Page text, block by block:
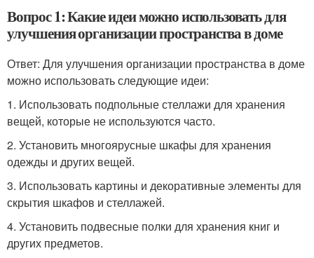
Вопрос 1: Какие идеи можно использовать для
улучшения организации пространства в доме
Ответ: Для улучшения организации пространства в доме
можно использовать следующие идеи:
1. Использовать подпольные стеллажи для хранения
вещей, которые не используются часто.
2. Установить многоярусные шкафы для хранения
одежды и других вещей.
3. Использовать картины и декоративные элементы для
скрытия шкафов и стеллажей.
4. Установить подвесные полки для хранения книг и
других предметов.